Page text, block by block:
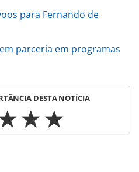
para Fernando de
parceria em programas
DESTA NOTÍCIA